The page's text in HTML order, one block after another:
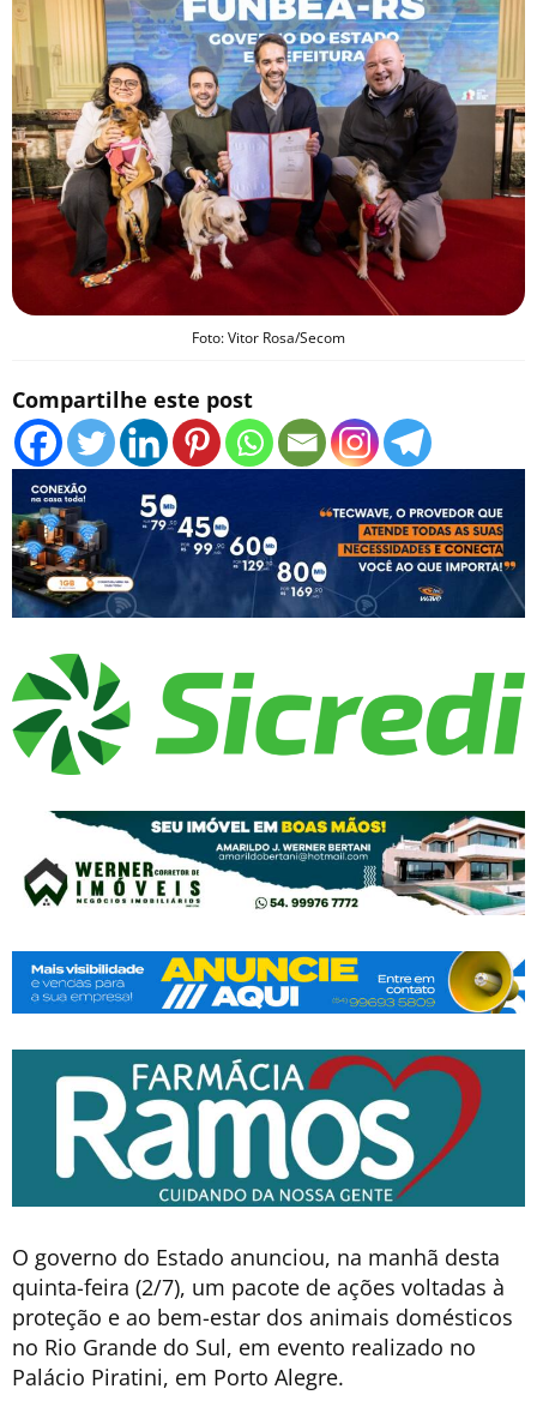
Foto: Vitor Rosa/Secom
Compartilhe este post
O governo do Estado anunciou, na manhã desta
quinta-feira (2/7), um pacote de ações voltadas à
proteção e ao bem-estar dos animais domésticos
no Rio Grande do Sul, em evento realizado no
Palácio Piratini, em Porto Alegre.